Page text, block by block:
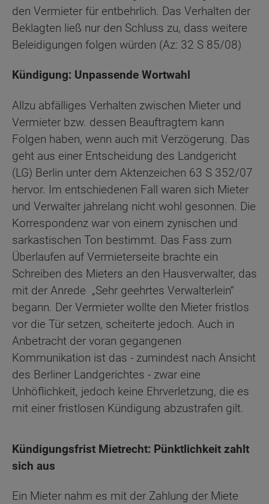
den Vermieter für entbehrlich. Das Verhalten der
Beklagten ließ nur den Schluss zu, dass weitere
Beleidigungen folgen würden (Az: 32 S 85/08)
Kündigung: Unpassende Wortwahl
Allzu abfälliges Verhalten zwischen Mieter und
Vermieter bzw. dessen Beauftragtem kann
Folgen haben, wenn auch mit Verzögerung. Das
geht aus einer Entscheidung des Landgericht
(LG) Berlin unter dem Aktenzeichen 63 S 352/07
hervor. Im entschiedenen Fall waren sich Mieter
und Verwalter jahrelang nicht wohl gesonnen. Die
Korrespondenz war von einem zynischen und
sarkastischen Ton bestimmt. Das Fass zum
Überlaufen auf Vermieterseite brachte ein
Schreiben des Mieters an den Hausverwalter, das
mit der Anrede „Sehr geehrtes Verwalterlein“
begann. Der Vermieter wollte den Mieter fristlos
vor die Tür setzen, scheiterte jedoch. Auch in
Anbetracht der voran gegangenen
Kommunikation ist das - zumindest nach Ansicht
des Berliner Landgerichtes - zwar eine
Unhöflichkeit, jedoch keine Ehrverletzung, die es
mit einer fristlosen Kündigung abzustrafen gilt.
Kündigungsfrist Mietrecht: Pünktlichkeit zahlt
sich aus
Ein Mieter nahm es mit der Zahlung der Miete